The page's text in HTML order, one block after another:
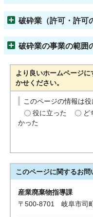
破砕業（許可・許可
破砕業の事業の範囲
より良いホームページ
かせください。
このページの情報は
役に立った
ど
かった
このページに関するお問
産業廃棄物指導課
〒500-8701 岐阜市司